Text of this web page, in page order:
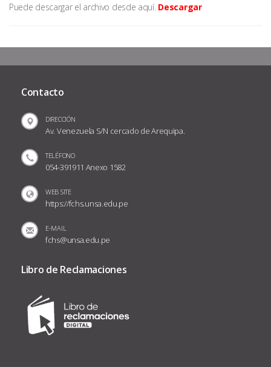
Puede descargar el archivo desde aquí. Descargar
Contacto
DIRECCIÓN
Av. Venezuela S/N cercado de Arequipa.
TELÉFONO
054-391911 Anexo 1582
WEB SITE
https://fchs.unsa.edu.pe
E-MAIL
fchs@unsa.edu.pe
Libro de Reclamaciones